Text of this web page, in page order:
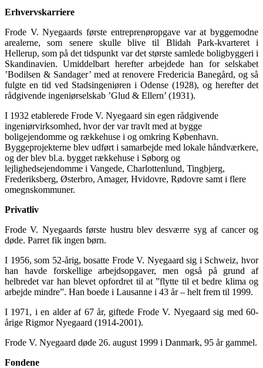
Erhvervskarriere
Frode V. Nyegaards første entreprenøropgave var at byggemodne
arealerne, som senere skulle blive til Blidah Park-kvarteret i
Hellerup, som på det tidspunkt var det største samlede boligbyggeri i
Skandinavien. Umiddelbart herefter arbejdede han for selskabet
’Bodilsen & Sandager’ med at renovere Fredericia Banegård, og så
fulgte en tid ved Stadsingeniøren i Odense (1928), og herefter det
rådgivende ingeniørselskab ’Glud & Ellern’ (1931).
I 1932 etablerede Frode V. Nyegaard sin egen rådgivende
ingeniørvirksomhed, hvor der var travlt med at bygge
boligejendomme og rækkehuse i og omkring København.
Byggeprojekterne blev udført i samarbejde med lokale håndværkere,
og der blev bl.a. bygget rækkehuse i Søborg og
lejlighedsejendomme i Vangede, Charlottenlund, Tingbjerg,
Frederiksberg, Østerbro, Amager, Hvidovre, Rødovre samt i flere
omegnskommuner.
Privatliv
Frode V. Nyegaards første hustru blev desværre syg af cancer og
døde. Parret fik ingen børn.
I 1956, som 52-årig, bosatte Frode V. Nyegaard sig i Schweiz, hvor
han havde forskellige arbejdsopgaver, men også på grund af
helbredet var han blevet opfordret til at ”flytte til et bedre klima og
arbejde mindre”. Han boede i Lausanne i 43 år – helt frem til 1999.
I 1971, i en alder af 67 år, giftede Frode V. Nyegaard sig med 60-
årige Rigmor Nyegaard (1914-2001).
Frode V. Nyegaard døde 26. august 1999 i Danmark, 95 år gammel.
Fondene